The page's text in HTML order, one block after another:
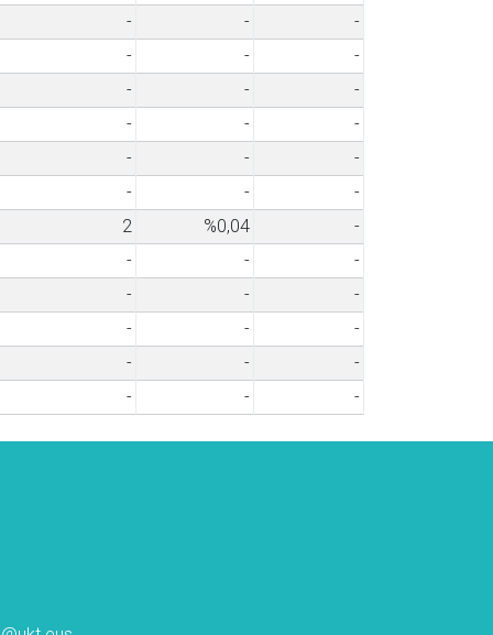
- -
-
- -
-
- -
-
- -
-
- -
-
- -
-
2 %0,04
-
- -
-
- -
-
- -
-
- -
-
- - -